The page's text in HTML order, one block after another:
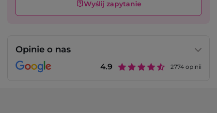
Wyślij zapytanie
Opinie o nas
4.9 2774 opinii